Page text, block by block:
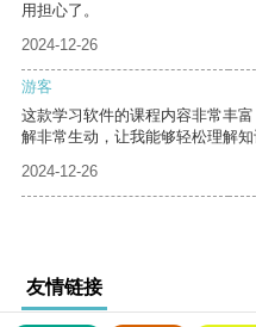
用担心了。
2024-12-26
游客
这款学习软件的课程内容非常丰
解非常生动，让我能够轻松理解知
2024-12-26
友情链接